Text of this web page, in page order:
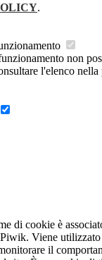
.
non
l'elenco
di cookie è
Viene utilizzato
il